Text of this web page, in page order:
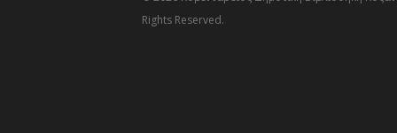
Rights Reserved.